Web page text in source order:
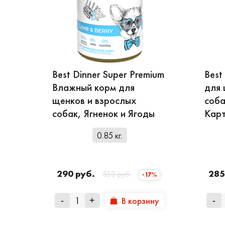
Линейка
Для
собак бренд
- «Holistic» -
- «Sensible» - корм
Профилактические
профилактики
профилактики
Для кошек также
усваиваются,
бруснику и
Наилучшая забота
Best Dinner Super Premium
Влажный корм для
щенков и взрослых
собак, Ягненок и Ягоды
0.85 кг.
290 руб. 350 руб. -17%
- + В корзину
для
-